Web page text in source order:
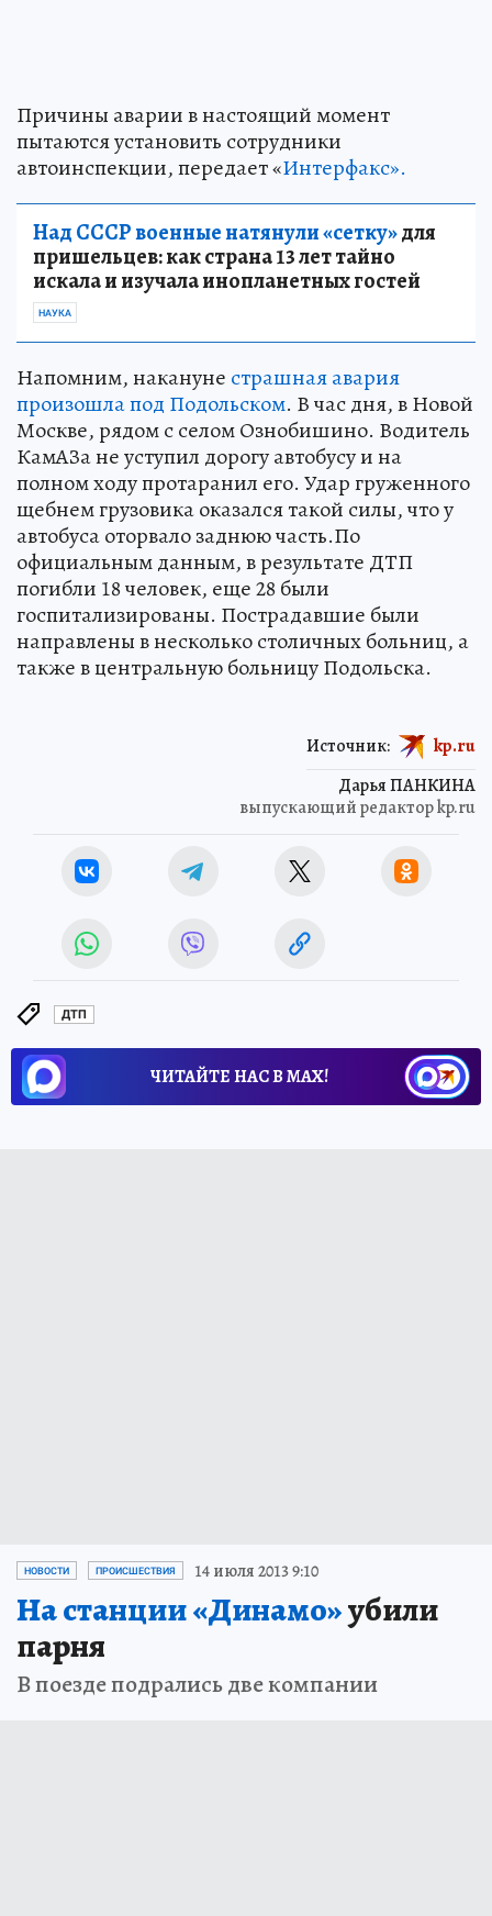
Причины аварии в настоящий момент
пытаются установить сотрудники
автоинспекции, передает «Интерфакс».
Над СССР военные натянули «сетку»для
пришельцев: как страна 13 лет тайно
искала и изучала инопланетных гостей
НАУКА
Напомним, накануне страшная авария
произошла под Подольском. В час дня, в Новой
Москве, рядом с селом Ознобишино. Водитель
КамАЗа не уступил дорогу автобусу и на
полном ходу протаранил его. Удар груженного
щебнем грузовика оказался такой силы, что у
автобуса оторвало заднюю часть.По
официальным данным, в результате ДТП
погибли 18 человек, еще 28 были
госпитализированы. Пострадавшие были
направлены в несколько столичных больниц, а
также в центральную больницу Подольска.
Дарья ПАНКИНА
выпускающий редактор kp.ru
Источник: kp.ru
ДТП
ЧИТАЙТЕ НАС В МАХ!
НОВОСТИ ПРОИСШЕСТВИЯ 14 июля 2013 9:10
На станции «Динамо»убили
парня
В поезде подрались две компании